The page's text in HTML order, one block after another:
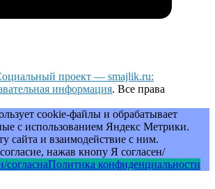
проект — smajlik.ru:
информация. Все права
cookie-файлы и обрабатывает
с использованием Яндекс Метрики.
сайта и взаимодействие с ним.
нажав кнопу Я согласен/
согласнаПолитика конфиденциальности